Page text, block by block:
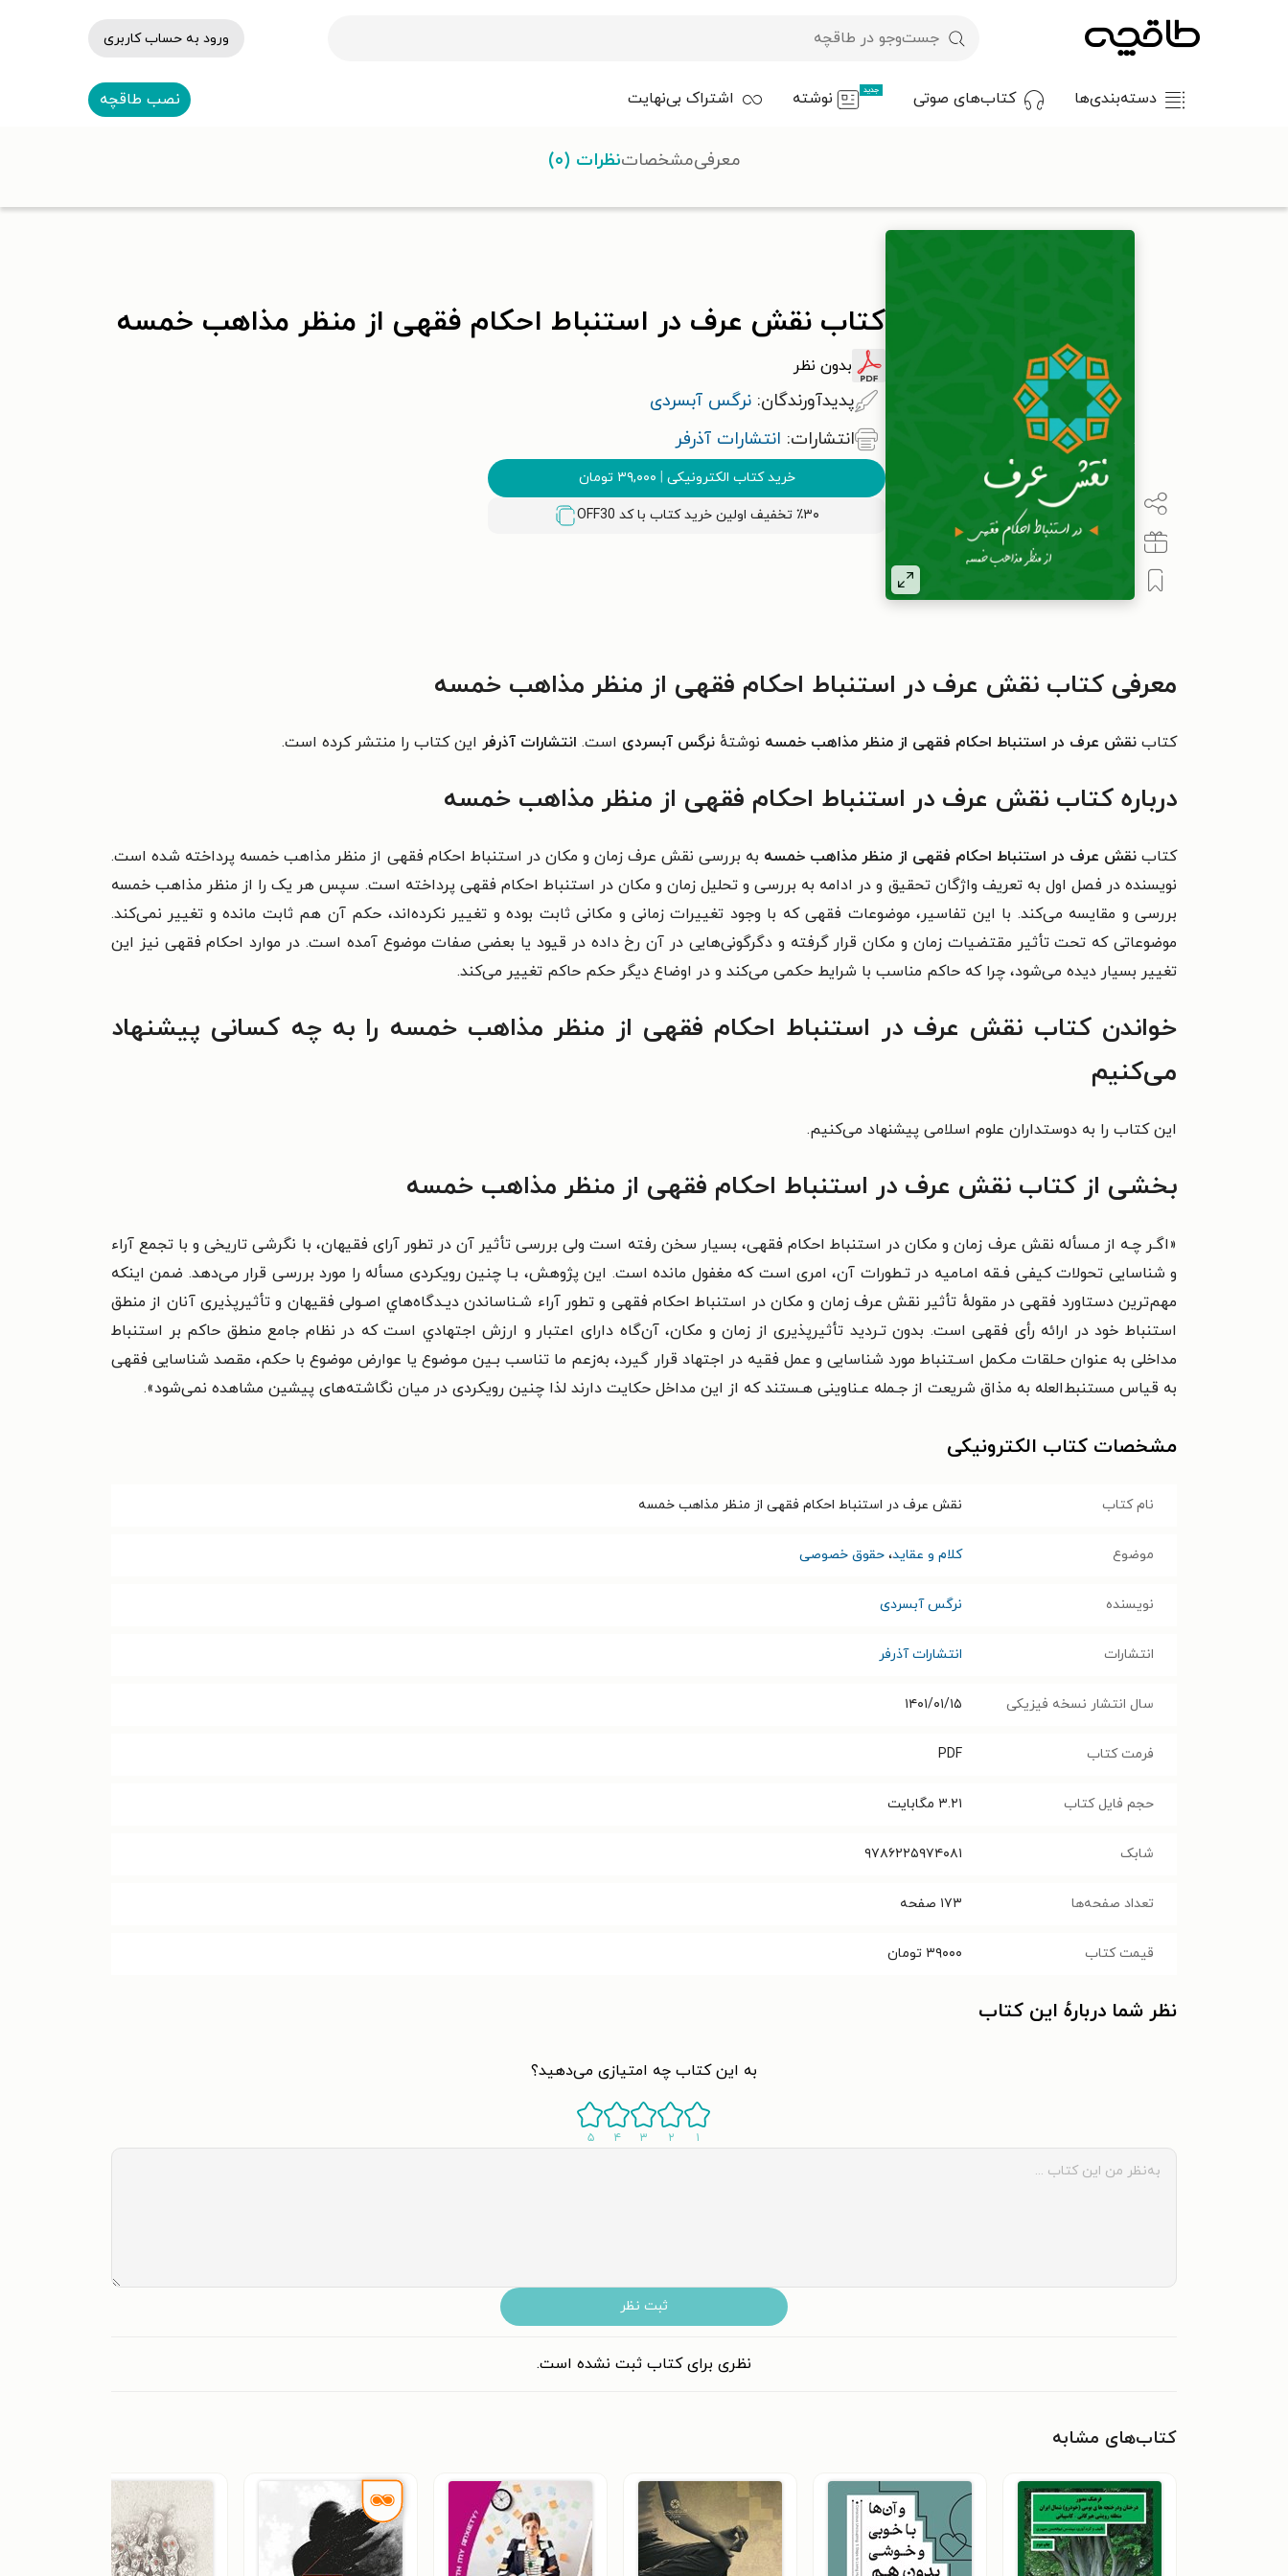
ورود به حساب کاربری
دسته‌بندی‌ها کتاب‌های صوتی جدید نوشته اشتراک بی‌نهایت نصب طاقچه
کتاب نقش عرف در استنباط احکام فقهی از منظر مذاهب خمسه
بدون نظر
پدیدآورندگان: نرگس آبسردی
انتشارات: انتشارات آذرفر
خرید کتاب الکترونیکی | ۳۹,۰۰۰ تومان
٪۳۰ تخفیف اولین خرید کتاب با کد OFF30
معرفیمشخصاتنظرات (۰)
معرفی کتاب نقش عرف در استنباط احکام فقهی از منظر مذاهب خمسه
کتاب نقش عرف در استنباط احکام فقهی از منظر مذاهب خمسه نوشتهٔ نرگس آبسردی است. انتشارات آذرفر این کتاب را منتشر کرده است.
درباره کتاب نقش عرف در استنباط احکام فقهی از منظر مذاهب خمسه
کتابنقش عرف در استنباط احکام فقهی از منظر مذاهب خمسه به بررسی نقش عرف زمان و مکان در استنباط احکام فقهی از منظر مذاهب خمسه پرداخته شده است.
نویسندهدر فصل اول به تعریف واژگان تحقیق و در ادامه به بررسی و تحلیل زمان و مکان در استنباط احکام فقهی پرداخته است. سپس هر یک را از منظر مذاهب خمسه
بررسی و مقایسه می‌کند. با این تفاسیر،موضوعات فقهی که با وجود تغییرات زمانی و مکانی ثابت بوده و تغییر نکرده‌اند، حکم آن هم ثابت مانده و تغییر نمی‌کند.
موضوعاتیکه تحت تأثیر مقتضیات زمان و مکان قرار گرفته و دگرگونی‌هایی در آن رخ دادهدر قیود یا بعضی صفات موضوع آمده است. در موارد احکام فقهی نیز این
تغییر بسیار دیده می‌شود، چرا که حاکم مناسب با شرایط حکمی می‌کند و در اوضاع دیگر حکم حاکم تغییر می‌کند.
خواندن کتاب نقش عرف در استنباط احکام فقهی از منظر مذاهب خمسه را به چه کسانی پیشنهاد
می‌کنیم
این کتاب را به دوستداران علوم اسلامی پیشنهاد می‌کنیم.
بخشی از کتاب نقش عرف در استنباط احکام فقهی از منظر مذاهب خمسه
«اگـر چـه از مـسأله نقش عرف زمان و مکان در استنباط احکام فقهی، بسیار سخن رفته است ولی بررسی تأثیر آن در تطور آرای فقیهان، با نگرشی تاریخی و با تجمع آراء
و شناسایی تحولات کیفی فـقه امـامیه در تـطورات آن، امری است که مغفول مانده است. این پژوهش، بـا چنین رویکردی مسأله را مورد بررسی قرار می‌دهد. ضمن اینکه
مهم‌ترین دستاورد فقهی در مقولهٔ تأثیر نقش عرف زمان و مکان در استنباط احکام فقهی و تطور آراء شـناساندن دیـدگاه‌هاي اصـولی فقیهان وتأثیرپذیری آنان از منطق
استنباط خود در ارائه رأی فقهی است. بدون تـردید تأثیرپذیری از زمان و مکان، آن‌گاه دارای اعتبار و ارزش اجتهادي است که در نظام جامع منطق حاکم بر استنباط
مداخلی به عنوان حـلقات مـکمل اسـتنباط مورد شناسایی و عمل فقیه در اجتهاد قرار گیرد، به‌زعم ما تناسب بـین مـوضوع یا عوارض موضوع با حکم، مقصد شناسایی فقهی
به قیاس مستنبط‌العله به مذاق شریعت از جـمله عـناوینی هـستند که از این مداخل حکایت دارند لذا چنین رویکردی در میان نگاشته‌های پیشین مشاهده نمی‌شود».
مشخصات کتاب الکترونیکی
نام کتاب نقش عرف در استنباط احکام فقهی از منظر مذاهب خمسه
موضوع کلام و عقاید، حقوق خصوصی
نویسنده نرگس آبسردی
انتشارات انتشارات آذرفر
سال انتشار نسخه فیزیکی ۱۴۰۱/۰۱/۱۵
فرمت کتاب PDF
حجم فایل کتاب ۳.۲۱ مگابایت
شابک ۹۷۸۶۲۲۵۹۷۴۰۸۱
تعداد صفحه‌ها ۱۷۳ صفحه
قیمت کتاب ۳۹۰۰۰ تومان
نظر شما دربارهٔ این کتاب
به این کتاب چه امتیازی می‌دهید؟
۱ ۲ ۳ ۴ ۵
ثبت نظر
نظری برای کتاب ثبت نشده است.
کتاب‌های مشابه